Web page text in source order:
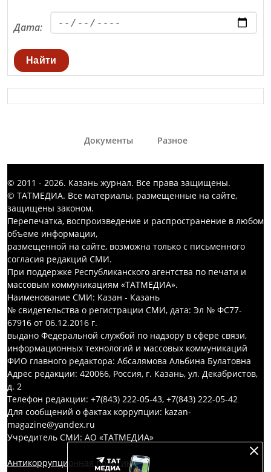
Дата:
Найти
Документы Разное
© 2011 - 2026. Казань журнал. Все права защищены.
© ТАТМЕДИА. Все материалы, размещенные на сайте,
защищены законом.
Перепечатка, воспроизведение и распространение в любом
объеме информации,
размещенной на сайте, возможна только с письменного
согласия редакций СМИ.
При поддержке Республиканского агентства по печати и
массовым коммуникациям «ТАТМЕДИА».
Наименование СМИ: Казан - Казань
№ свидетельства о регистрации СМИ, дата: Эл № ФС77-
67916 от 06.12.2016 г.
выдано Федеральной службой по надзору в сфере связи,
информационных технологий и массовых коммуникаций
ФИО главного редактора: Абсалямова Альбина Булатовна
Адрес редакции: 420066, Россия, г. Казань, ул. Декабристов,
д. 2
Телефон редакции: +7(843) 222-05-43, +7(843) 222-05-42
Для сообщений о фактах коррупции: kazan-
magazine@yandex.ru
Учредитель СМИ: АО «ТАТМЕДИА»
Антикоррупционная политика